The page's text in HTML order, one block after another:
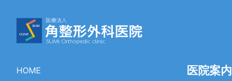
HOME
医院案内